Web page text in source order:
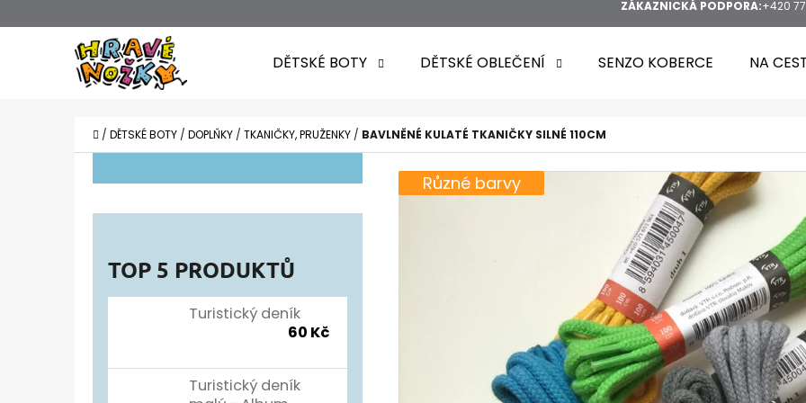
ZÁKAZNICKÁ PODPORA:+420
DĚTSKÉ BOTY DĚTSKÉ OBLEČENÍ SENZO KOBERCE NA
DOMŮ
/ DĚTSKÉ BOTY / DOPLŇKY / TKANIČKY, PRUŽENKY / BAVLNĚNÉ KULATÉ TKANIČKY SILNÉ 110CM
TOP 5 PRODUKTŮ
Turistický deník
60 Kč
Turistický deník
Různé barvy
Zpět
do
Zpět
do
HLEDAT
DOPORUČUJEME